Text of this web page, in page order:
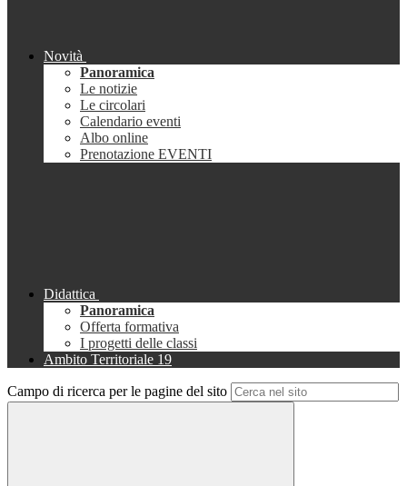
Novità
Panoramica
Le notizie
Le circolari
Calendario eventi
Albo online
Prenotazione EVENTI
Didattica
Panoramica
Offerta formativa
I progetti delle classi
Ambito Territoriale 19
Campo di ricerca per le pagine del sito